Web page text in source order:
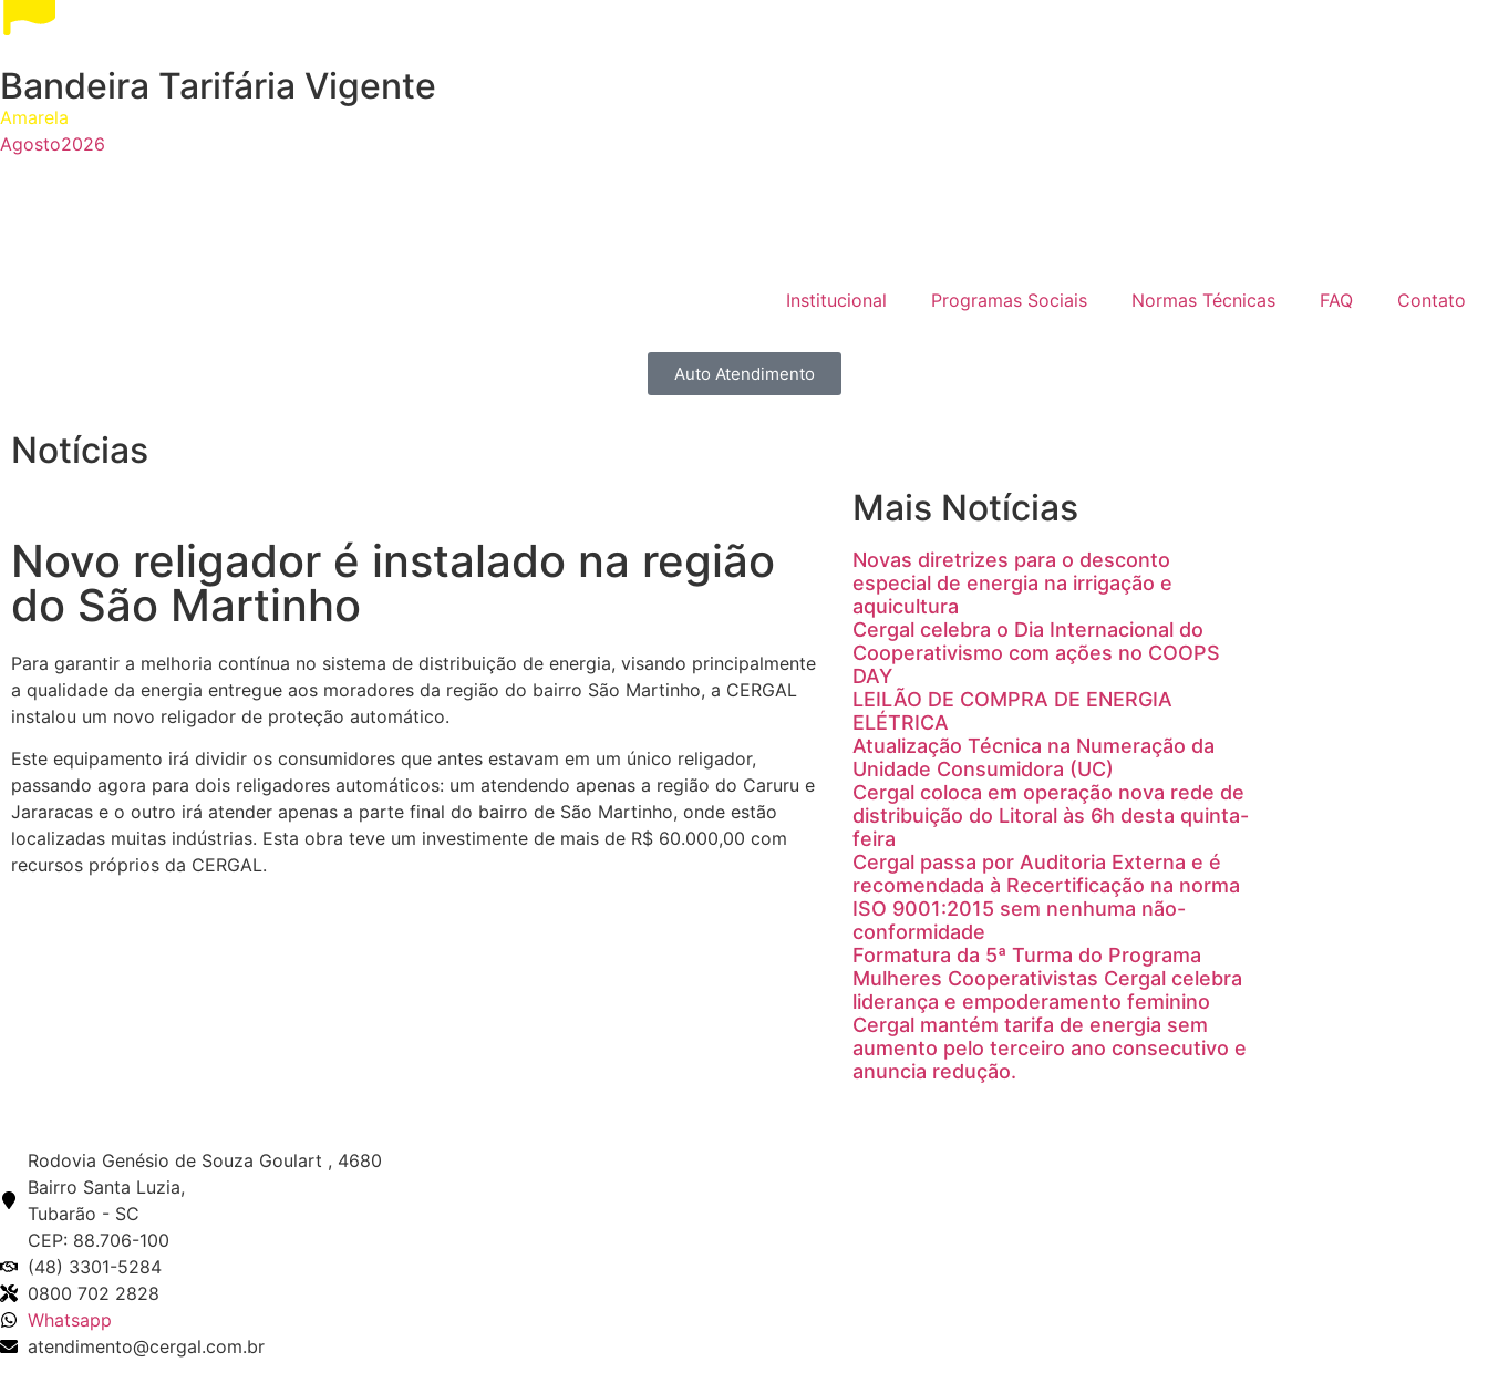
Bandeira Tarifária Vigente
Amarela
Agosto2026
Institucional Programas Sociais Normas Técnicas FAQ Contato
Auto Atendimento
Notícias
Novo religador é instalado na região
do São Martinho
Para garantir a melhoria contínua no sistema de distribuição de energia, visando principalmente
a qualidade da energia entregue aos moradores da região do bairro São Martinho, a CERGAL
instalou um novo religador de proteção automático.
Este equipamento irá dividir os consumidores que antes estavam em um único religador,
passando agora para dois religadores automáticos: um atendendo apenas a região do Caruru e
Jararacas e o outro irá atender apenas a parte final do bairro de São Martinho, onde estão
localizadas muitas indústrias. Esta obra teve um investimente de mais de R$ 60.000,00 com
recursos próprios da CERGAL.
Mais Notícias
Novas diretrizes para o desconto
especial de energia na irrigação e
aquicultura
Cergal celebra o Dia Internacional do
Cooperativismo com ações no COOPS
DAY
LEILÃO DE COMPRA DE ENERGIA
ELÉTRICA
Atualização Técnica na Numeração da
Unidade Consumidora (UC)
Cergal coloca em operação nova rede de
distribuição do Litoral às 6h desta quinta-
feira
Cergal passa por Auditoria Externa e é
recomendada à Recertificação na norma
ISO 9001:2015 sem nenhuma não-
conformidade
Formatura da 5ª Turma do Programa
Mulheres Cooperativistas Cergal celebra
liderança e empoderamento feminino
Cergal mantém tarifa de energia sem
aumento pelo terceiro ano consecutivo e
anuncia redução.
Rodovia Genésio de Souza Goulart , 4680
Bairro Santa Luzia,
Tubarão - SC
CEP: 88.706-100
(48) 3301-5284
0800 702 2828
Whatsapp
atendimento@cergal.com.br